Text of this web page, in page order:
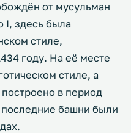
от мусульман
I, здесь была
стиле,
году. На её месте
стиле, а
в период
башни были